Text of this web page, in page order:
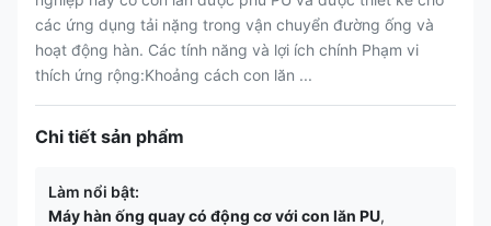
các ứng dụng tải nặng trong vận chuyển đường ống và
hoạt động hàn. Các tính năng và lợi ích chính Phạm vi
thích ứng rộng:Khoảng cách con lăn ...
Chi tiết sản phẩm
Làm nổi bật:
Máy hàn ống quay có động cơ với con lăn PU,